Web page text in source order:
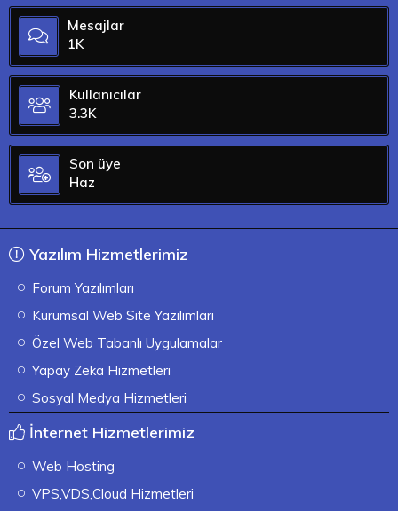
Mesajlar
1K
Kullanıcılar
3.3K
Son üye
Haz
Yazılım Hizmetlerimiz
Forum Yazılımları
Kurumsal Web Site Yazılımları
Özel Web Tabanlı Uygulamalar
Yapay Zeka Hizmetleri
Sosyal Medya Hizmetleri
İnternet Hizmetlerimiz
Web Hosting
VPS,VDS,Cloud Hizmetleri